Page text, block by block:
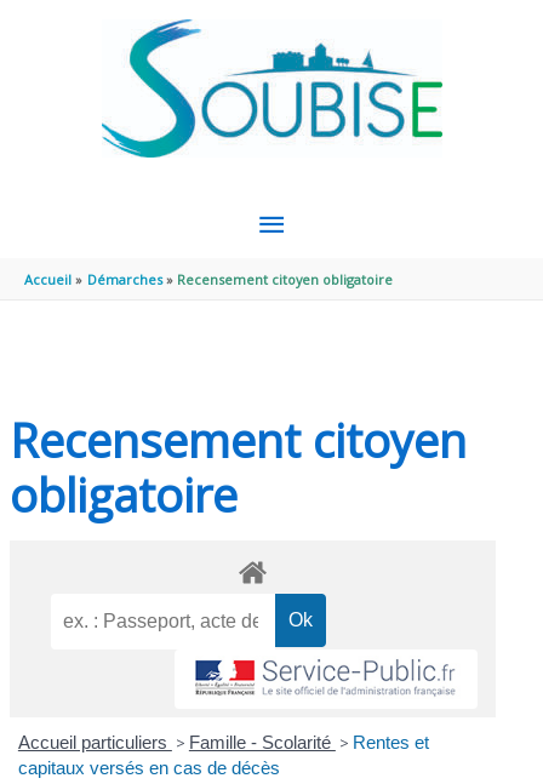
MENU
PRINCIPAL
Accueil Démarches Recensement citoyen obligatoire
Recensement citoyen
obligatoire
Accueil particuliers > Famille - Scolarité > Rentes et
capitaux versés en cas de décès